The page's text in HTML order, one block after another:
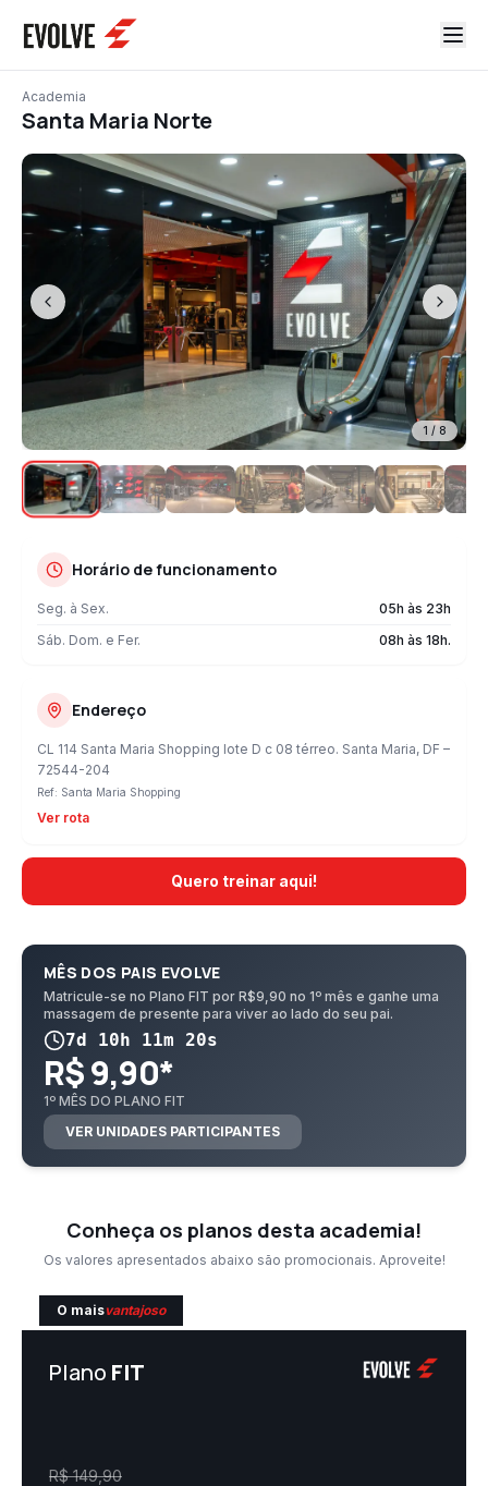
Academia
Santa Maria Norte
1 / 8
Horário de funcionamento
Seg. à Sex.
05h às 23h
Sáb. Dom. e Fer.
08h às 18h.
Endereço
CL 114 Santa Maria Shopping lote D c 08 térreo. Santa Maria, DF –
72544-204
Ref: Santa Maria Shopping
Ver rota
Quero treinar aqui!
MÊS DOS PAIS EVOLVE
Matricule-se no Plano FIT por R$9,90 no 1º mês e ganhe uma
massagem de presente para viver ao lado do seu pai.
7d 10h 11m 19s
R$ 9,90*
1º MÊS DO PLANO FIT
VER UNIDADES PARTICIPANTES
Conheça os planos desta academia!
Os valores apresentados abaixo são promocionais. Aproveite!
O maisvantajoso
Plano FIT
R$149,90